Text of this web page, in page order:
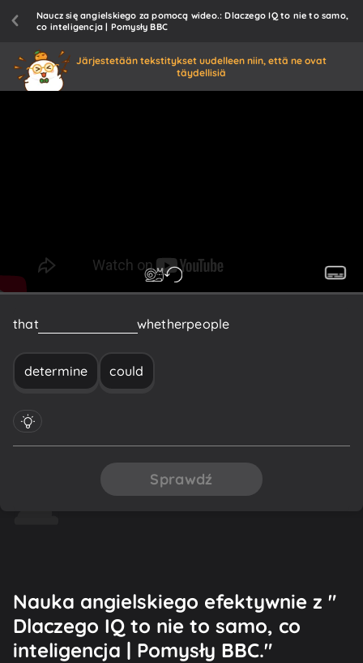
Naucz się angielskiego za pomocą wideo.: Dlaczego IQ to nie to samo,
co inteligencja | Pomysły BBC
Järjestetään tekstitykset uudelleen niin, että ne ovat
täydellisiä
that whetherpeople
determine could
Sprawdź
Nauka angielskiego efektywnie z "
Dlaczego IQ to nie to samo, co
inteligencja | Pomysły BBC."